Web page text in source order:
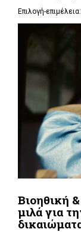
Επιλογή-επιμέλεια:
Βιοηθική
μιλά για